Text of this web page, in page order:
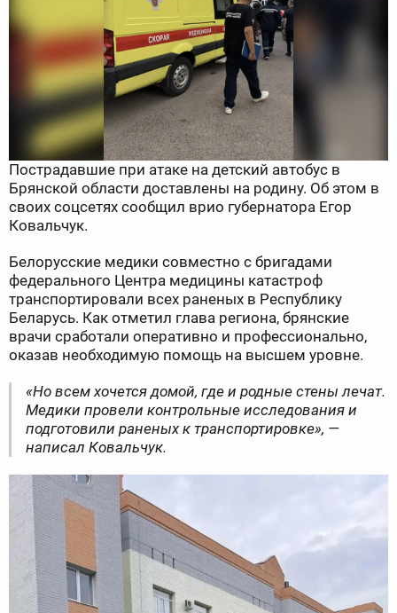
Пострадавшие при атаке на детский автобус в
Брянской области доставлены на родину. Об этом в
своих соцсетях сообщил врио губернатора Егор
Ковальчук.
Белорусские медики совместно с бригадами
федерального Центра медицины катастроф
транспортировали всех раненых в Республику
Беларусь. Как отметил глава региона, брянские
врачи сработали оперативно и профессионально,
оказав необходимую помощь на высшем уровне.
«Но всем хочется домой, где и родные стены лечат.
Медики провели контрольные исследования и
подготовили раненых к транспортировке», —
написал Ковальчук.